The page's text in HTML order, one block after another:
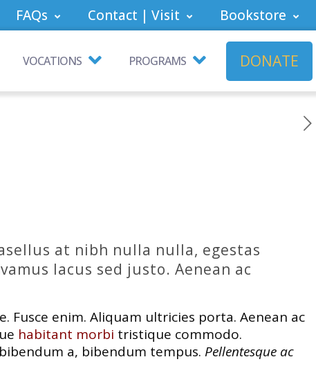
FAQs Contact | Visit Bookstore
VOCATIONS PROGRAMS DONATE
at nibh nulla nulla, egestas
lacus sed justo. Aenean ac
Fusce enim. Aliquam ultricies porta. Aenean ac
habitant morbi tristique commodo.
a, bibendum tempus. Pellentesque ac